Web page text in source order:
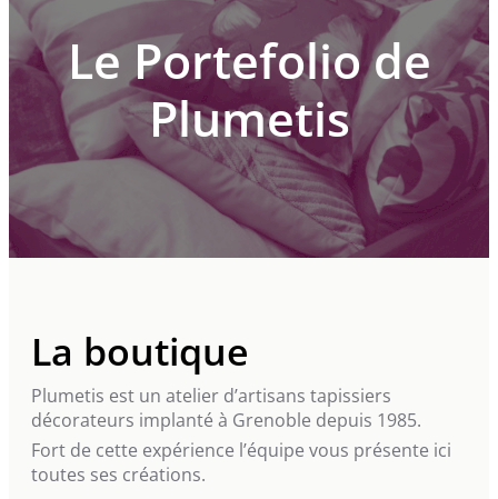
Le Portefolio de
Plumetis
La boutique
Plumetis est un atelier d’artisans tapissiers
décorateurs implanté à Grenoble depuis 1985.
Fort de cette expérience l’équipe vous présente ici
toutes ses créations.